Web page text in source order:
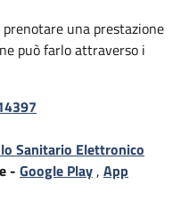
una prestazione
può farlo attraverso i
Sanitario Elettronico
- Google Play, App